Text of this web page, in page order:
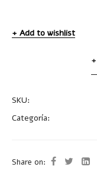
Add to wishlist
SKU:
Categoría:
Share on: